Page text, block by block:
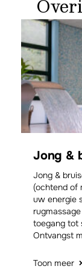
Jong &
Jong &
(ochtend of
uw energie
toegang tot
Ontvangst
Toon meer